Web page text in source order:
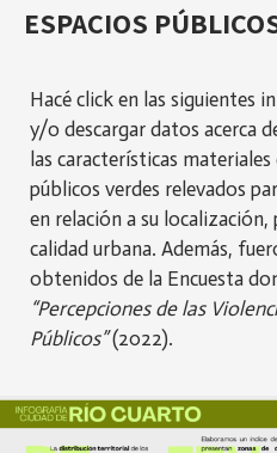
ESPACIOS
Hacé click en las siguientes
y/o descargar datos acerca
las características
públicos verdes relevados
en relación a su
calidad urbana. Además,
obtenidos de la Encuesta
“Percepciones de las
Públicos”(2022).